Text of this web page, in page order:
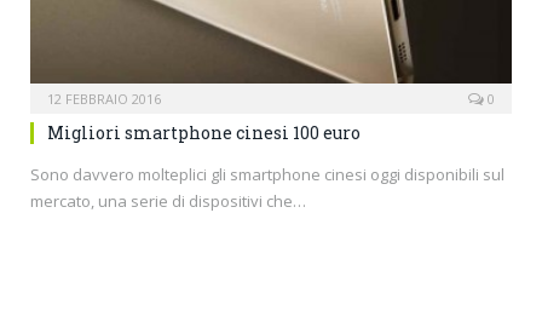
12 FEBBRAIO 2016 0
Migliori smartphone cinesi 100 euro
Sono davvero molteplici gli smartphone cinesi oggi disponibili sul
mercato, una serie di dispositivi che…